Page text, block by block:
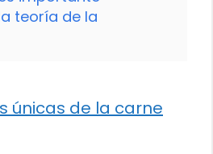
teoría de la
únicas de la carne